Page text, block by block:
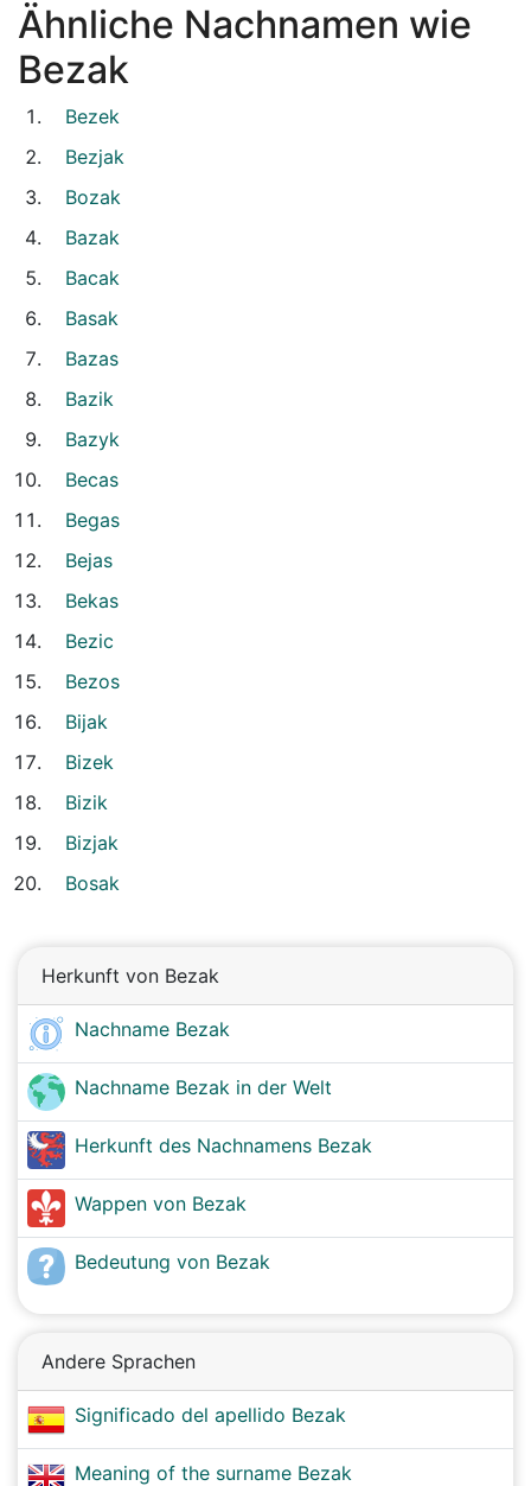
Ähnliche Nachnamen wie
Bezak
Bezek
Bezjak
Bozak
Bazak
Bacak
Basak
Bazas
Bazik
Bazyk
Becas
Begas
Bejas
Bekas
Bezic
Bezos
Bijak
Bizek
Bizik
Bizjak
Bosak
Herkunft von Bezak
Nachname Bezak
Nachname Bezak in der Welt
Herkunft des Nachnamens Bezak
Wappen von Bezak
Bedeutung von Bezak
Andere Sprachen
Significado del apellido Bezak
Meaning of the surname Bezak